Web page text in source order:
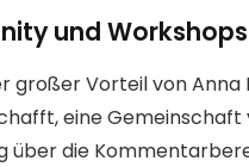
und Workshops
großer Vorteil von Anna
eine Gemeinschaft
über die